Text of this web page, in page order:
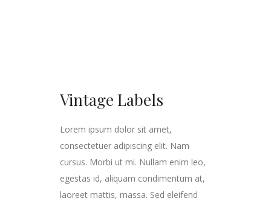
Vintage Labels
Lorem ipsum dolor sit amet,
consectetuer adipiscing elit. Nam
cursus. Morbi ut mi. Nullam enim leo,
egestas id, aliquam condimentum at,
laoreet mattis, massa. Sed eleifend